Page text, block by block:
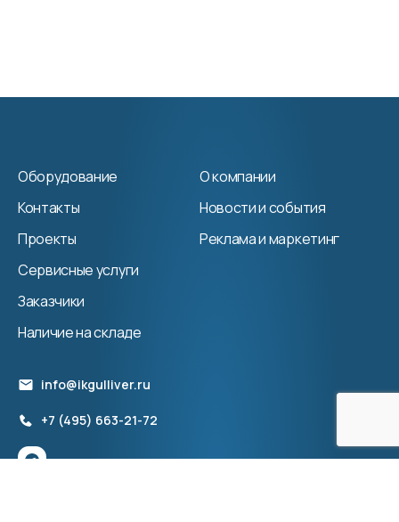
Оборудование
Контакты
Проекты
Сервисные услуги
Заказчики
Наличие на складе
О компании
Новости и события
Реклама и маркетинг
info@ikgulliver.ru
+7 (495) 663-21-72